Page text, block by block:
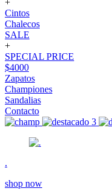
+
Cintos
Chalecos
SALE
+
SPECIAL PRICE
$4000
Zapatos
Championes
Sandalias
Contacto
.
shop now